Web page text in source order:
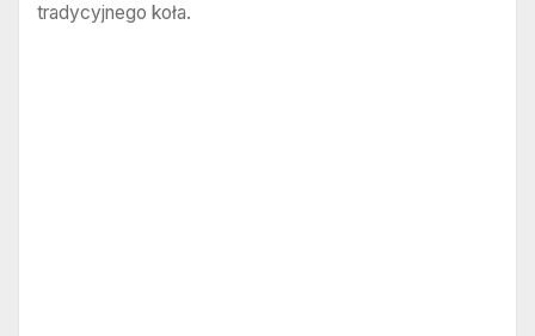
tradycyjnego koła.